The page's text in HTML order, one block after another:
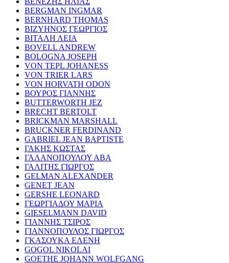
BERGMAN INGMAR
BERNHARD THOMAS
ΒΙΖΥΗΝΟΣ ΓΕΩΡΓΙΟΣ
ΒΙΤΑΛΗ ΛΕΙΑ
BOVELL ANDREW
BOLOGNA JOSEPH
VON TEPL JOHANESS
VON TRIER LARS
VON HORVATH ODON
ΒΟΥΡΟΣ ΓΙΑΝΝΗΣ
BUTTERWORTH JEZ
BRECHT BERTOLT
BRICKMAN MARSHALL
BRUCKNER FERDINAND
GABRIEL JEAN BAPTISTE
ΓΑΚΗΣ ΚΩΣΤΑΣ
ΓΑΛΑΝΟΠΟΥΛΟΥ ΑΒΑ
ΓΑΛΙΤΗΣ ΓΙΩΡΓΟΣ
GELMAN ALEXANDER
GENET JEAN
GERSHE LEONARD
ΓΕΩΡΓΙΑΔΟΥ ΜΑΡΙΑ
GIESELMANN DAVID
ΓΙΑΝΝΗΣ ΤΣΙΡΟΣ
ΓΙΑΝΝΟΠΟΥΛΟΣ ΓΙΩΡΓΟΣ
ΓΚΑΣΟΥΚΑ ΕΛΕΝΗ
GOGOL NIKOLAI
GOETHE JOHANN WOLFGANG